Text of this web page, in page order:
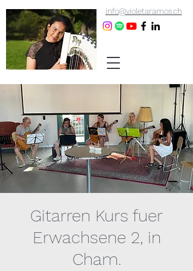
info@violetaramos.ch
Gitarren Kurs fuer
Erwachsene 2, in
Cham.